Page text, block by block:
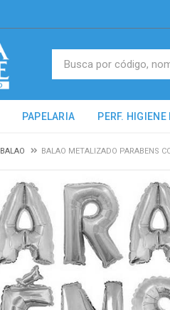
PAPELARIA PERF. HIGIENE
BALAO BALAO METALIZADO PARABENS